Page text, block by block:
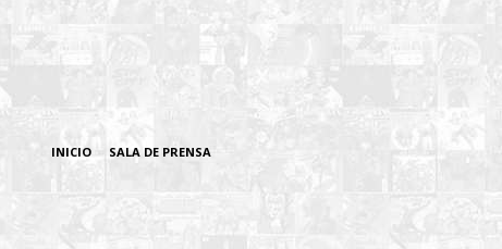
INICIO SALA DE PRENSA